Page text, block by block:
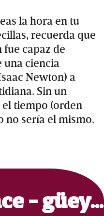
la hora en tu
recuerda que
capaz de
una ciencia
Newton) a
Sin un
tiempo (orden
no sería el mismo.
- güey…